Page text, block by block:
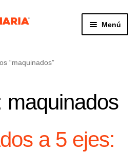
Menú
“maquinados”
maquinados
a 5 ejes: